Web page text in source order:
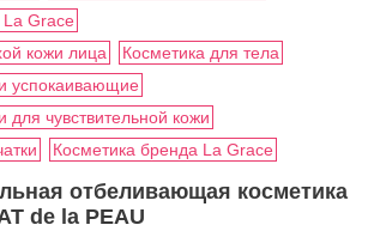
La Grace
кожи лица
Косметика для тела
успокаивающие
для чувствительной кожи
Косметика бренда La Grace
отбеливающая косметика
de la PEAU